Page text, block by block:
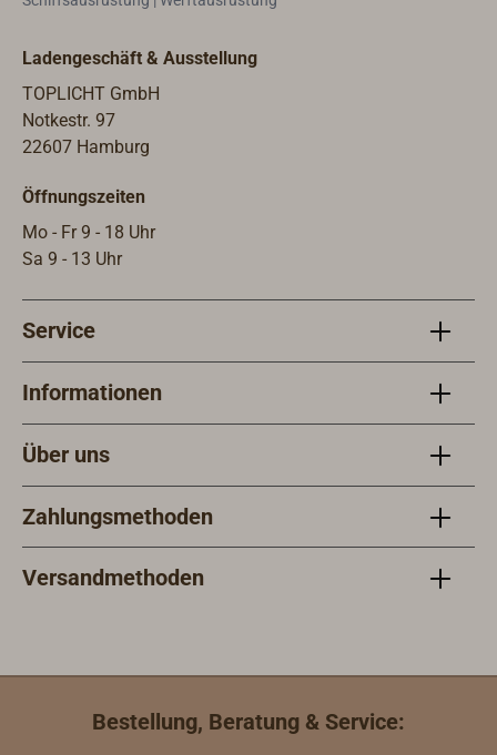
Ladengeschäft & Ausstellung
TOPLICHT GmbH
Notkestr. 97
22607 Hamburg
Öffnungszeiten
Mo - Fr 9 - 18 Uhr
Sa 9 - 13 Uhr
Service
Informationen
Über uns
Zahlungsmethoden
Versandmethoden
Bestellung, Beratung & Service: